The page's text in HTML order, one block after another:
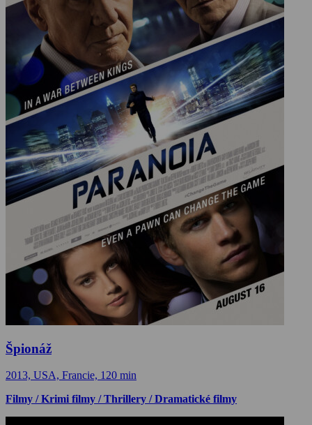
Špionáž
2013, USA, Francie, 120 min
Filmy / Krimi filmy / Thrillery / Dramatické filmy